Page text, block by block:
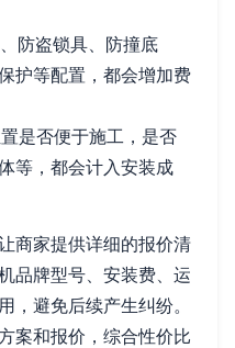
防盗锁具、防撞底
护等配置，都会增加费
置是否便于施工，是否
等，都会计入安装成
商家提供详细的报价清
品牌型号、安装费、运
，避免后续产生纠纷。
案和报价，综合性价比